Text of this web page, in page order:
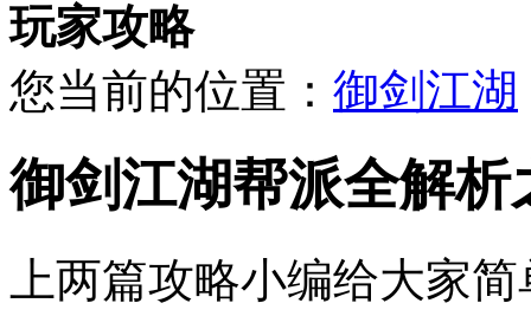
玩家攻略
您当前的位置： 御剑江湖
御剑江湖帮派全解析
上两篇攻略小编给大家